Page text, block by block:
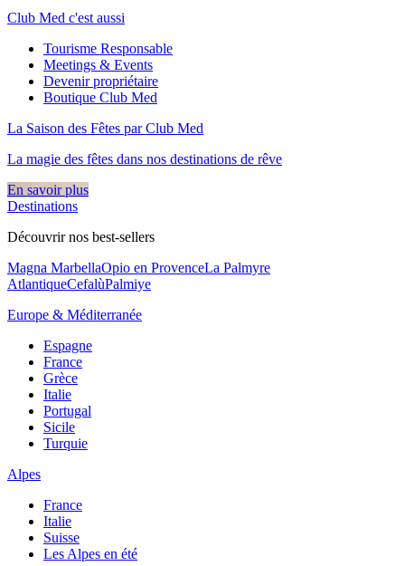
Club Med c'est aussi
Tourisme Responsable
Meetings & Events
Devenir propriétaire
Boutique Club Med
La Saison des Fêtes par Club Med
La magie des fêtes dans nos destinations de rêve​
En savoir plus
Destinations
Découvrir nos best-sellers
Magna MarbellaOpio en ProvenceLa Palmyre
AtlantiqueCefalùPalmiye
Europe & Méditerranée
Espagne
France
Grèce
Italie
Portugal
Sicile
Turquie
Alpes
France
Italie
Suisse
Les Alpes en été